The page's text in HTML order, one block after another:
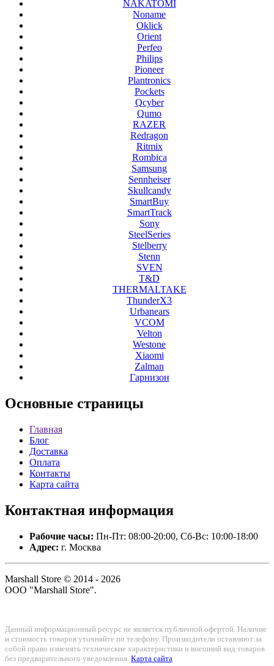
NAKATOMI
Noname
Oklick
Orient
Perfeo
Philips
Pioneer
Plantronics
Pockets
Qcyber
Qumo
RAZER
Redragon
Ritmix
Rombica
Samsung
Sennheiser
Skullcandy
SmartBuy
SmartTrack
Sony
SteelSeries
Stelberry
Stenn
SVEN
T&D
THERMALTAKE
ThunderX3
Urbanears
VCOM
Velton
Westone
Xiaomi
Zalman
Гарнизон
Основные страницы
Главная
Блог
Доставка
Оплата
Контакты
Карта сайта
Контактная информация
Рабочие часы: Пн-Пт: 08:00-20:00, Сб-Вс: 10:00-18:00
Адрес: г. Москва
Marshall Store © 2014 - 2026
ООО "Marshall Store".
Данный информационный ресурс не является публичной офертой. Наличие
и стоимость товаров уточняйте по телефону. Производители оставляют за
собой право изменять технические характеристики и внешний вид товаров
без предварительного уведомления. Карта сайта